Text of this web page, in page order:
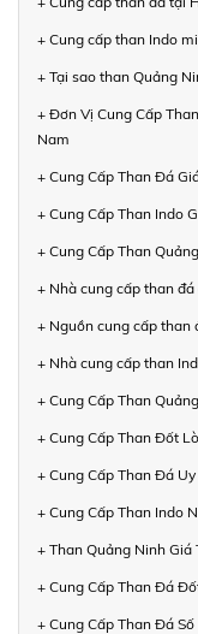
+ Cung cấp than Indo
+ Tại sao than Quảng
+ Đơn Vị Cung Cấp
Nam
+ Cung Cấp Than Đá
+ Cung Cấp Than Indo
+ Cung Cấp Than
+ Nhà cung cấp than
+ Nguồn cung cấp than
+ Nhà cung cấp than
+ Cung Cấp Than
+ Cung Cấp Than Đốt
+ Cung Cấp Than Đá
+ Cung Cấp Than Indo
+ Than Quảng Ninh Giá
+ Cung Cấp Than Đá
+ Cung Cấp Than Đá